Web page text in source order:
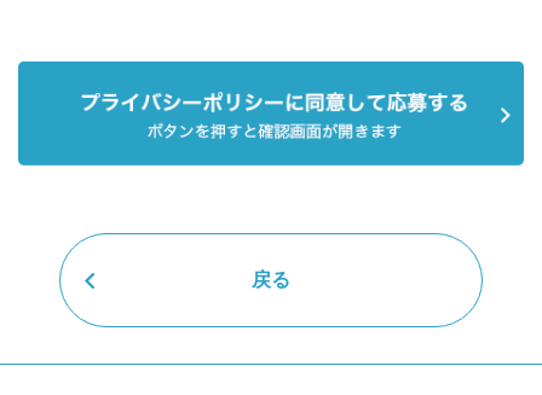
戻る